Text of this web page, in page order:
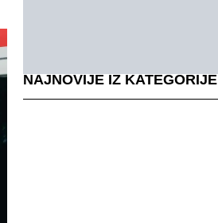
NAJNOVIJE IZ KATEGORIJE